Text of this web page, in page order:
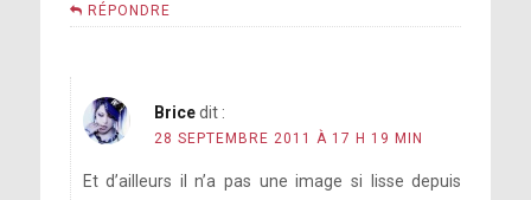
RÉPONDRE
Brice dit :
28 SEPTEMBRE 2011 À 17 H 19 MIN
Et d’ailleurs il n’a pas une image si lisse depuis